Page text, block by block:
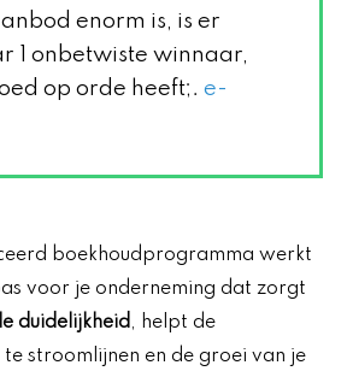
enorm is, is er
1 onbetwiste winnaar,
op orde heeft;. e-
boekhoudprogramma werkt
voor je onderneming dat zorgt
duidelijkheid, helpt de
stroomlijnen en de groei van je